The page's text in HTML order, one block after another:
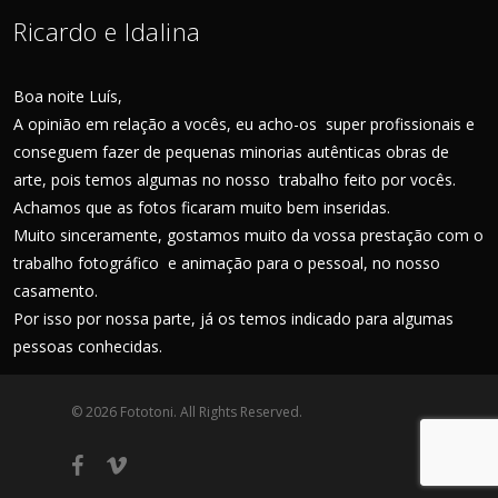
Ricardo e Idalina
Boa noite Luís,
A opinião em relação a vocês, eu acho-os super profissionais e
conseguem fazer de pequenas minorias autênticas obras de
arte, pois temos algumas no nosso trabalho feito por vocês.
Achamos que as fotos ficaram muito bem inseridas.
Muito sinceramente, gostamos muito da vossa prestação com o
trabalho fotográfico e animação para o pessoal, no nosso
casamento.
Por isso por nossa parte, já os temos indicado para algumas
pessoas conhecidas.
© 2026 Fototoni. All Rights Reserved.
facebook
vimeo